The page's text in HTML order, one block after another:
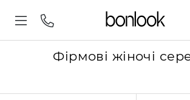
Фірмові жіночі